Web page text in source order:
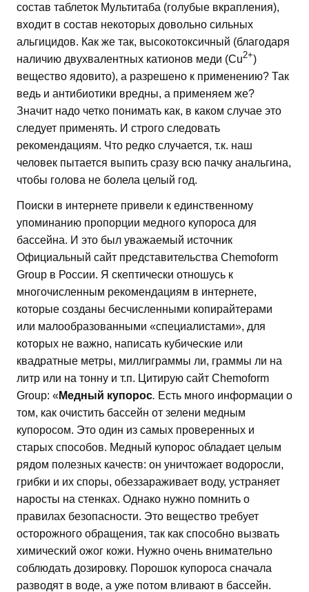
состав таблеток Мультитаба (голубые вкрапления),
входит в состав некоторых довольно сильных
альгицидов. Как же так, высокотоксичный (благодаря
наличию двухвалентных катионов меди (Cu2+)
вещество ядовито), а разрешено к применению? Так
ведь и антибиотики вредны, а применяем же?
Значит надо четко понимать как, в каком случае это
следует применять. И строго следовать
рекомендациям. Что редко случается, т.к. наш
человек пытается выпить сразу всю пачку анальгина,
чтобы голова не болела целый год.
Поиски в интернете привели к единственному
упоминанию пропорции медного купороса для
бассейна. И это был уважаемый источник
Официальный сайт представительства Chemoform
Group в России. Я скептически отношусь к
многочисленным рекомендациям в интернете,
которые созданы бесчисленными копирайтерами
или малообразованными «специалистами», для
которых не важно, написать кубические или
квадратные метры, миллиграммы ли, граммы ли на
литр или на тонну и т.п. Цитирую сайт Chemoform
Group: «Медный купорос. Есть много информации о
том, как очистить бассейн от зелени медным
купоросом. Это один из самых проверенных и
старых способов. Медный купорос обладает целым
рядом полезных качеств: он уничтожает водоросли,
грибки и их споры, обеззараживает воду, устраняет
наросты на стенках. Однако нужно помнить о
правилах безопасности. Это вещество требует
осторожного обращения, так как способно вызвать
химический ожог кожи. Нужно очень внимательно
соблюдать дозировку. Порошок купороса сначала
разводят в воде, а уже потом вливают в бассейн.